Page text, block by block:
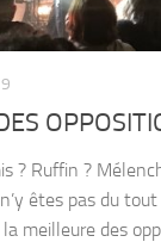
? Ruffin ?
êtes pas du
la meilleure des